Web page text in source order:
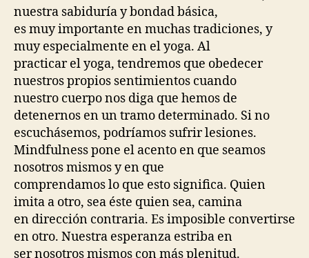
nuestra sabiduría y bondad básica,
es muy importante en muchas tradiciones, y
muy especialmente en el yoga. Al
practicar el yoga, tendremos que obedecer
nuestros propios sentimientos cuando
nuestro cuerpo nos diga que hemos de
detenernos en un tramo determinado. Si no
escuchásemos, podríamos sufrir lesiones.
Mindfulness pone el acento en que seamos
nosotros mismos y en que
comprendamos lo que esto significa. Quien
imita a otro, sea éste quien sea, camina
en dirección contraria. Es imposible convertirse
en otro. Nuestra esperanza estriba en
ser nosotros mismos con más plenitud.